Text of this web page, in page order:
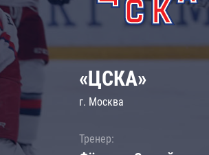
«ЦСКА»
г. Москва
Тренер: